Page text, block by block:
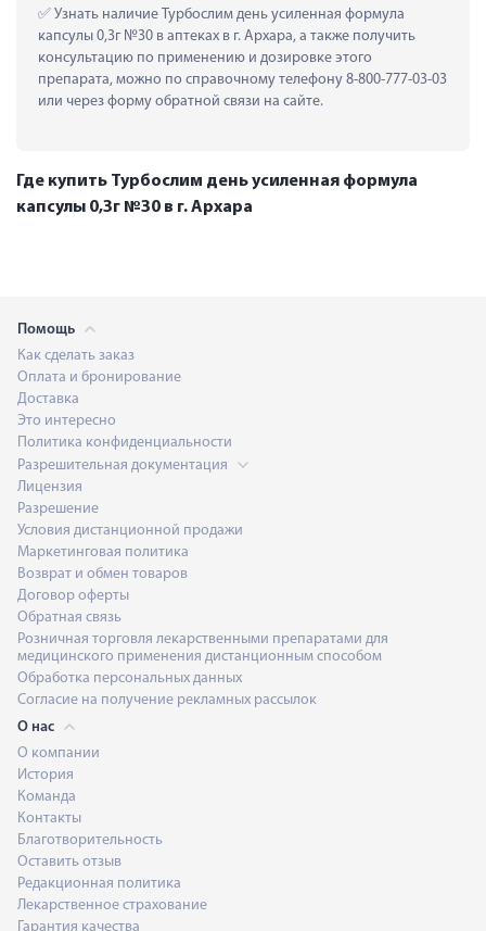
Узнать наличие Турбослим день усиленная формула
капсулы 0,3г №30 в аптеках в г. Архара, а также получить
консультацию по применению и дозировке этого
препарата, можно по справочному телефону 8-800-777-03-03
или через форму обратной связи на сайте.
Где купить Турбослим день усиленная формула
капсулы 0,3г №30 в г. Архара
Помощь
Как сделать заказ
Оплата и бронирование
Доставка
Это интересно
Политика конфиденциальности
Разрешительная документация
Лицензия
Разрешение
Условия дистанционной продажи
Маркетинговая политика
Возврат и обмен товаров
Договор оферты
Обратная связь
Розничная торговля лекарственными препаратами для
медицинского применения дистанционным способом
Обработка персональных данных
Согласие на получение рекламных рассылок
О нас
О компании
История
Команда
Контакты
Благотворительность
Оставить отзыв
Редакционная политика
Лекарственное страхование
Гарантия качества